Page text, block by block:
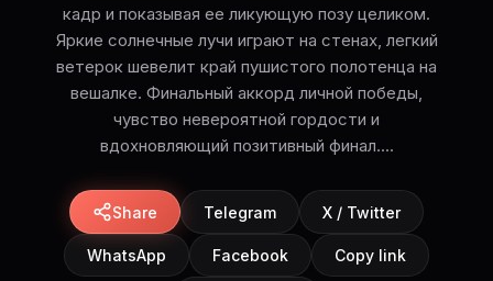
кадр и показывая ее ликующую позу целиком.
Яркие солнечные лучи играют на стенах, легкий
ветерок шевелит край пушистого полотенца на
вешалке. Финальный аккорд личной победы,
чувство невероятной гордости и
вдохновляющий позитивный финал....
Share Telegram X / Twitter
WhatsApp Facebook Copy link